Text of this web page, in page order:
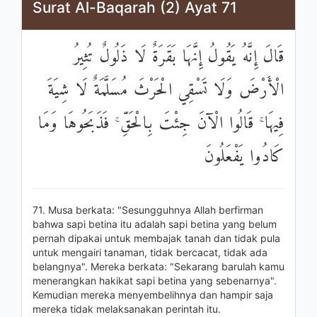
Surat Al-Baqarah (2) Ayat 71
قَالَ إِنَّهُ يَقُولُ إِنَّهَا بَقَرَةٌ لَا ذَلُولٌ تُثِيرُ
الْأَرْضَ وَلَا تَسْقِي الْحَرْثَ مُسَلَّمَةٌ لَا شِيَةَ
فِيهَا ۚ قَالُوا الْآنَ جِئْتَ بِالْحَقِّ ۚ فَذَبَحُوهَا وَمَا
كَادُوا يَفْعَلُونَ
71. Musa berkata: "Sesungguhnya Allah berfirman
bahwa sapi betina itu adalah sapi betina yang belum
pernah dipakai untuk membajak tanah dan tidak pula
untuk mengairi tanaman, tidak bercacat, tidak ada
belangnya". Mereka berkata: "Sekarang barulah kamu
menerangkan hakikat sapi betina yang sebenarnya".
Kemudian mereka menyembelihnya dan hampir saja
mereka tidak melaksanakan perintah itu.